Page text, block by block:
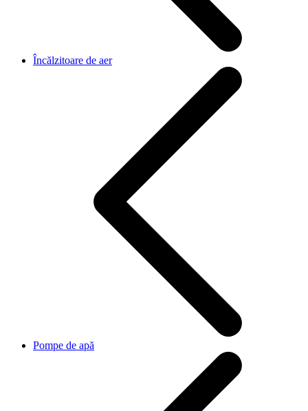
Încălzitoare de aer
Pompe de apă